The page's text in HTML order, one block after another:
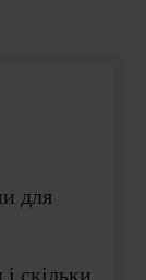
для
скільки